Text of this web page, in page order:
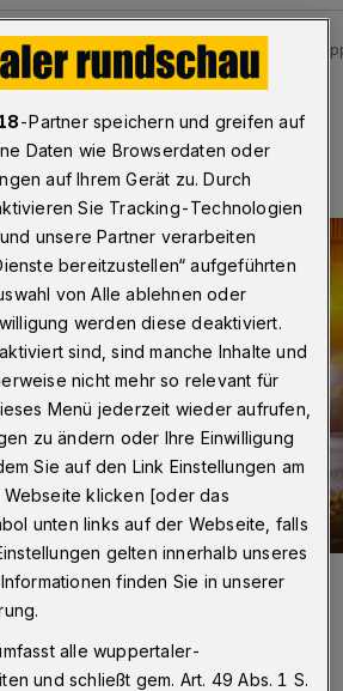
Bilder: Kontrolle an der Opphofer Straße in
Opphofer Straße
-Partner speichern und greifen auf
Daten wie Browserdaten oder
auf Ihrem Gerät zu. Durch
Sie Tracking-Technologien
unsere Partner verarbeiten
bereitzustellen“ aufgeführten
von Alle ablehnen oder
werden diese deaktiviert.
sind, sind manche Inhalte und
nicht mehr so relevant für
Menü jederzeit wieder aufrufen,
zu ändern oder Ihre Einwilligung
Sie auf den Link Einstellungen am
klicken [oder das
unten links auf der Webseite, falls
gelten innerhalb unseres
finden Sie in unserer
alle wuppertaler-
und schließt gem. Art. 49 Abs. 1 S.